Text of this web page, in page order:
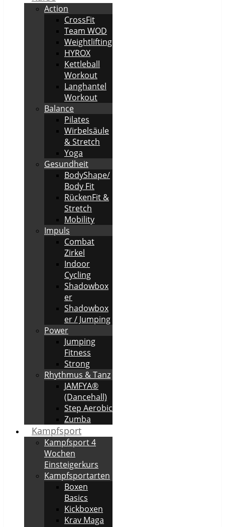
Action
CrossFit
Team WOD
Weightlifting
HYROX
Kettleball
Workout
Langhantel
Workout
Balance
Pilates
Wirbelsäule
& Stretch
Yoga
Gesundheit
BodyShape/
Body Fit
RückenFit &
Stretch
Mobility
Impuls
Combat
Zirkel
Indoor
Cycling
Shadowbox
er
Shadowbox
er / Jumping
Power
Jumping
Fitness
Strong
Rhythmus & Tanz
JAMFYA®
(Dancehall)
Step Aerobic
Zumba
Kampfsport
Kampfsport 4
Wochen
Einsteigerkurs
Kampfsportarten
Boxen
Basics
Kickboxen
Krav Maga